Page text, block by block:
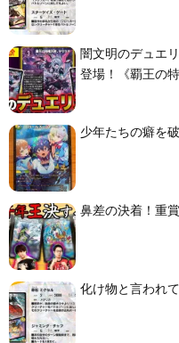
闇文明のデュエ
登場！《覇王の
少年たちの癖を
鼻差の決着！重
化け物と言われ